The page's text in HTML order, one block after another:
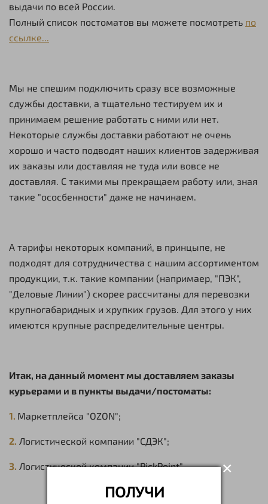
ПОЛУЧИ
×
выдачи по всей России.
Полный список постоматов вы можете посмотреть по
ссылке...
Мы не спешим подключить сразу все возможные
сдужбы доставки, а тщательно тестируем их и
принимаем решение работать с ними или нет.
Некоторые службы доставки работают не очень
хорошо и часто подводят наших клиентов задерживая
их заказы или доставляя не туда или вовсе не
доставляя. С такими мы прекращаем работу или, зная
такие "ососбенности" даже не начинаем.
А тарифы некоторых компаний, в принцыпе, не
подходят для сотрудничества с нашим ассортиментом
продукции, т.к. такие компании (напримаер, "ПЭК",
"Деловые Линии") скорее рассчитаны для перевозки
крупногабаридных и хрупких грузов. Для этого у них
имеются крупные распределительные центры.
Итак, на данный момент мы доставляем заказы
курьерами и в пункты выдачи/постоматы:
1. Маркетплейса "OZON";
2. Логистической компании "СДЭК";
3. Логистической компании "PickPoint".